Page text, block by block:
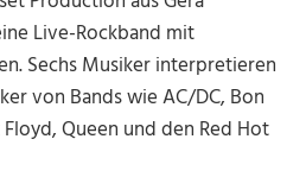
Live-Rockband mit
Sechs Musiker interpretieren
von Bands wie AC/DC, Bon
Floyd, Queen und den Red Hot